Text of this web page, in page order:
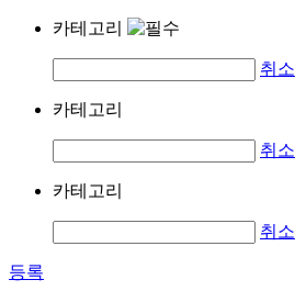
카테고리
취소
카테고리
취소
카테고리
취소
등록